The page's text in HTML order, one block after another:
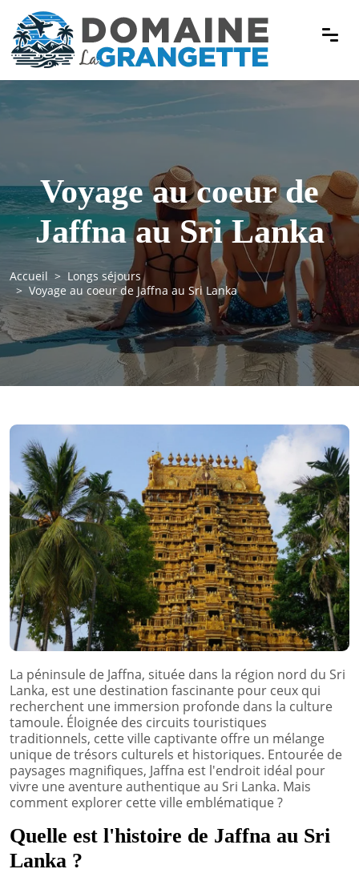
Voyage au coeur de
Jaffna au Sri Lanka
Accueil
Longs séjours
Voyage au coeur de Jaffna au Sri Lanka
La péninsule de Jaffna, située dans la région nord du Sri
Lanka, est une destination fascinante pour ceux qui
recherchent une immersion profonde dans la culture
tamoule. Éloignée des circuits touristiques
traditionnels, cette ville captivante offre un mélange
unique de trésors culturels et historiques. Entourée de
paysages magnifiques, Jaffna est l'endroit idéal pour
vivre une aventure authentique au Sri Lanka. Mais
comment explorer cette ville emblématique ?
Quelle est l'histoire de Jaffna au Sri
Lanka ?